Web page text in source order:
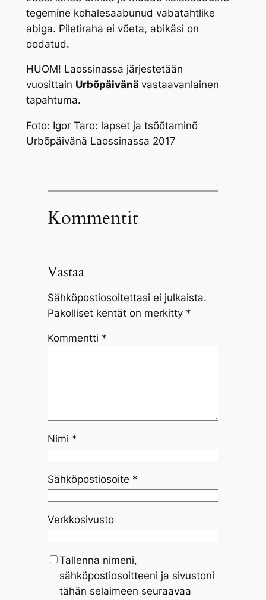
tegemine kohalesaabunud vabatahtlike
abiga. Piletiraha ei võeta, abikäsi on
oodatud.
HUOM! Laossinassa järjestetään
vuosittain Urbõpäivänä vastaavanlainen
tapahtuma.
Foto: Igor Taro: lapset ja tsõõtaminõ
Urbõpäivänä Laossinassa 2017
Kommentit
Vastaa
Sähköpostiosoitettasi ei julkaista.
Pakolliset kentät on merkitty *
Kommentti *
Nimi *
Sähköpostiosoite *
Verkkosivusto
Tallenna nimeni,
sähköpostiosoitteeni ja sivustoni
tähän selaimeen seuraavaa